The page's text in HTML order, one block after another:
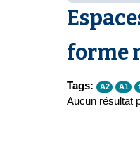
forme
Tags: A2 A1
Aucun résultat